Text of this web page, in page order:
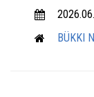
BÜKKI